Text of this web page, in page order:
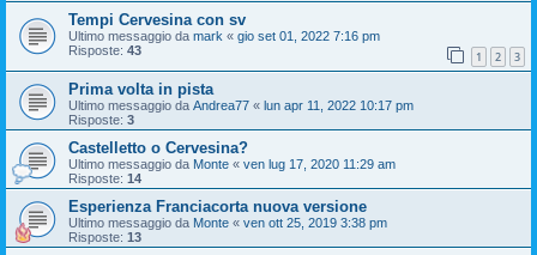
Tempi Cervesina con sv
Ultimo messaggio da mark « gio set 01, 2022 7:16 pm
Risposte: 43 1 2 3
Prima volta in pista
Ultimo messaggio da Andrea77 « lun apr 11, 2022 10:17 pm
Risposte: 3
Castelletto o Cervesina?
Ultimo messaggio da Monte « ven lug 17, 2020 11:29 am
Risposte: 14
Esperienza Franciacorta nuova versione
Ultimo messaggio da Monte « ven ott 25, 2019 3:38 pm
Risposte: 13